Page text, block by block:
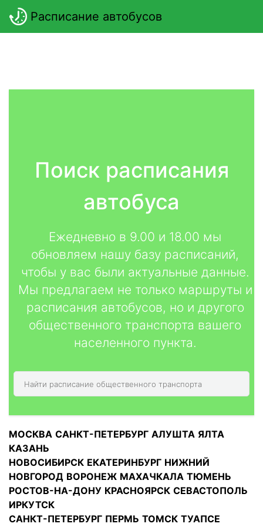
Расписание автобусов
Поиск расписания
автобуса
Ежедневно в 9.00 и 18.00 мы
обновляем нашу базу расписаний,
чтобы у вас были актуальные данные.
Мы предлагаем не только маршруты и
расписания автобусов, но и другого
общественного транспорта вашего
населенного пункта.
МОСКВА САНКТ-ПЕТЕРБУРГ АЛУШТА ЯЛТА
КАЗАНЬ
НОВОСИБИРСК ЕКАТЕРИНБУРГ НИЖНИЙ
НОВГОРОД ВОРОНЕЖ МАХАЧКАЛА ТЮМЕНЬ
РОСТОВ-НА-ДОНУ КРАСНОЯРСК СЕВАСТОПОЛЬ
ИРКУТСК
САНКТ-ПЕТЕРБУРГ ПЕРМЬ ТОМСК ТУАПСЕ